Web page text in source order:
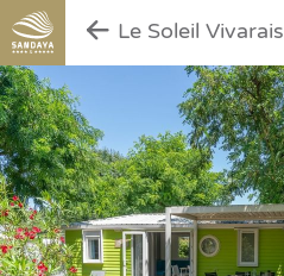
Le Soleil Vivarais